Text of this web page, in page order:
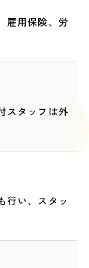
雇用保険、労
スタッフは外
行い、スタッ